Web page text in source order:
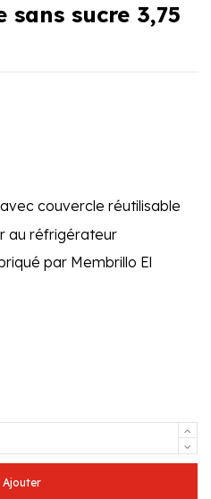
sucre 3,75
couvercle réutilisable
au réfrigérateur
par Membrillo El
Ajouter